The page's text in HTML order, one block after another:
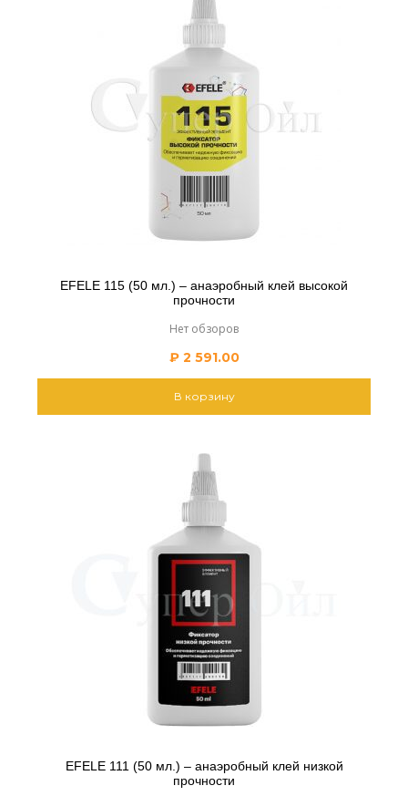
EFELE 115 (50 мл.) – анаэробный клей высокой
прочности
Нет обзоров
₽2 591.00
В корзину
EFELE 111 (50 мл.) – анаэробный клей низкой
прочности